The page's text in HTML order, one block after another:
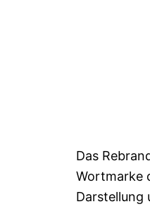
Das
Wortmarke
Darstellung